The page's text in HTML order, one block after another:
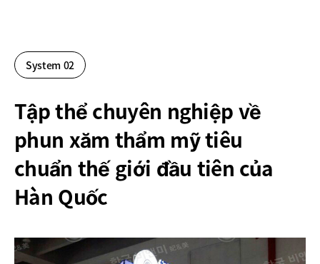
System 02
Tập thể chuyên nghiệp về
phun xăm thẩm mỹ tiêu
chuẩn thế giới đầu tiên của
Hàn Quốc